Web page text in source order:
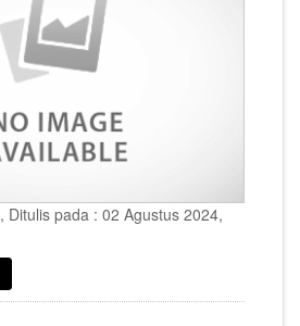
, Ditulis pada : 02 Agustus 2024,